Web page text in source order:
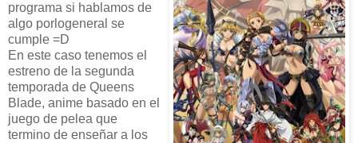
programa si hablamos de
algo porlogeneral se
cumple =D
En este caso tenemos el
estreno de la segunda
temporada de Queens
Blade, anime basado en el
juego de pelea que
termino de enseñar a los